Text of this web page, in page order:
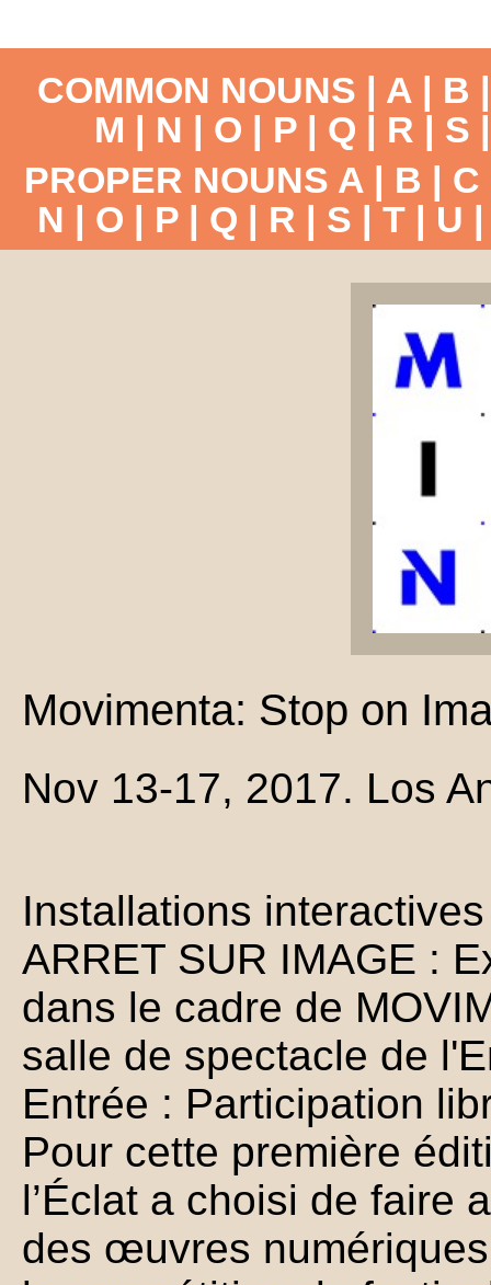
COMMON NOUNS | A | B
M | N | O | P | Q | R | S
PROPER NOUNS A | B | C
N | O | P| Q | R | S | T| U
Movimenta: Stop on
Nov 13-17, 2017. Los
Installations
ARRET SUR IMAGE :
dans le cadre de
salle de spectacle de
Entrée : Participation
Pour cette première
l’Éclat a choisi de faire
des œuvres